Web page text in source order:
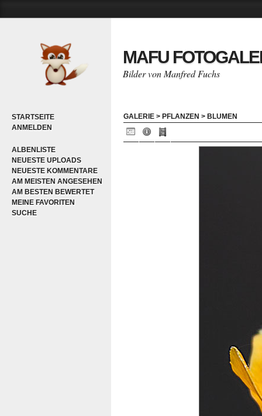
STARTSEITE
ANMELDEN
ALBENLISTE
NEUESTE UPLOADS
NEUESTE KOMMENTARE
AM MEISTEN ANGESEHEN
AM BESTEN BEWERTET
MEINE FAVORITEN
SUCHE
MAFU
Bilder von Manfred Fuchs
GALERIE > PFLANZEN > BLUMEN